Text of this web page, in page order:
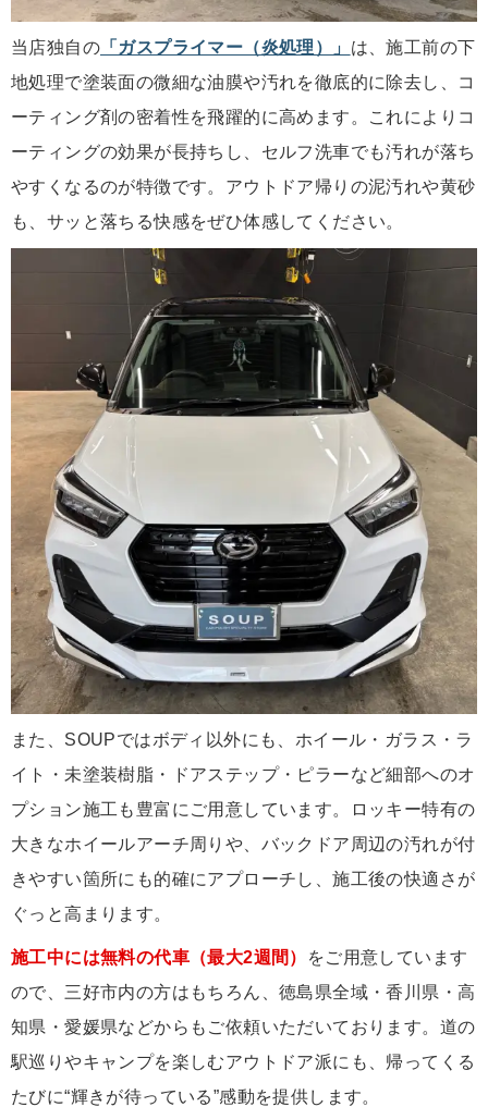
当店独自の 「ガスプライマー（炎処理）」 は、施工前の下
地処理で塗装面の微細な油膜や汚れを徹底的に除去し、コ
ーティング剤の密着性を飛躍的に高めます。これによりコ
ーティングの効果が長持ちし、セルフ洗車でも汚れが落ち
やすくなるのが特徴です。アウトドア帰りの泥汚れや黄砂
も、サッと落ちる快感をぜひ体感してください。
また、SOUPではボディ以外にも、ホイール・ガラス・ラ
イト・未塗装樹脂・ドアステップ・ピラーなど細部へのオ
プション施工も豊富にご用意しています。ロッキー特有の
大きなホイールアーチ周りや、バックドア周辺の汚れが付
きやすい箇所にも的確にアプローチし、施工後の快適さが
ぐっと高まります。
施工中には無料の代車（最大2週間）
をご用意しています
ので、三好市内の方はもちろん、徳島県全域・香川県・高
知県・愛媛県などからもご依頼いただいております。道の
駅巡りやキャンプを楽しむアウトドア派にも、帰ってくる
たびに“輝きが待っている”感動を提供します。